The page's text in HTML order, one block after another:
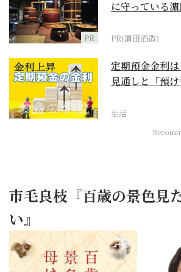
PR
に守っている
PR(濵田酒造)
定期預金金利
見通しと「預
生活
市毛良枝『百歳の景色見
い』